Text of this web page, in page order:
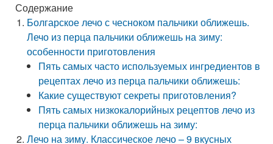
Содержание
Болгарское лечо с чесноком пальчики оближешь.
Лечо из перца пальчики оближешь на зиму:
особенности приготовления
Пять самых часто используемых ингредиентов в
рецептах лечо из перца пальчики оближешь:
Какие существуют секреты приготовления?
Пять самых низкокалорийных рецептов лечо из
перца пальчики оближешь на зиму:
Лечо на зиму. Классическое лечо – 9 вкусных